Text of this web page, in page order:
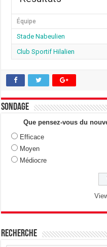
Équipe
Stade Nabeulien
Club Sportif Hilalien
Sondage
Que pensez-vous du
Efficace
Moyen
Médiocre
Recherche